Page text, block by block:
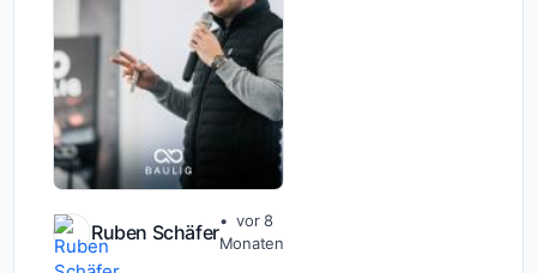
Ruben Schäfer
vor 8
Monaten